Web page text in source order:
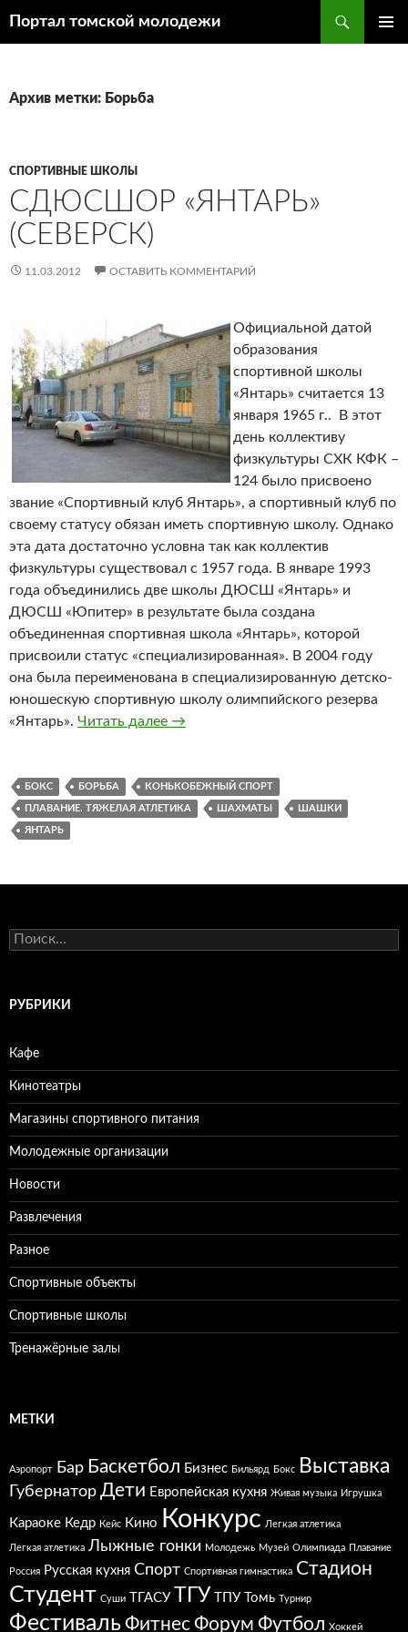
Портал томской молодежи
Архив метки: Борьба
СПОРТИВНЫЕ ШКОЛЫ
СДЮСШОР «ЯНТАРЬ»
(СЕВЕРСК)
11.03.2012 ОСТАВИТЬ КОММЕНТАРИЙ
Официальной датой
образования
спортивной школы
«Янтарь» считается 13
января 1965 г.. В этот
день коллективу
физкультуры СХК КФК –
124 было присвоено
звание «Спортивный клуб Янтарь», а спортивный клуб по
своему статусу обязан иметь спортивную школу. Однако
эта дата достаточно условна так как коллектив
физкультуры существовал с 1957 года. В январе 1993
года объединились две школы ДЮСШ «Янтарь» и
ДЮСШ «Юпитер» в результате была создана
объединенная спортивная школа «Янтарь», которой
присвоили статус «специализированная». В 2004 году
она была переименована в специализированную детско-
юношескую спортивную школу олимпийского резерва
«Янтарь». Читать далее СДЮСШОР «Янтарь» (Северск)
→
БОКС БОРЬБА КОНЬКОБЕЖНЫЙ СПОРТ
ПЛАВАНИЕ. ТЯЖЕЛАЯ АТЛЕТИКА ШАХМАТЫ ШАШКИ
ЯНТАРЬ
Н
а
иРУБРИКИ
Кафе
Кинотеатры
Магазины спортивного питания
Молодежные организации
Новости
Развлечения
Разное
Спортивные объекты
Спортивные школы
Тренажёрные залы
МЕТКИ
Аэропорт Бар Баскетбол Бизнес Бильярд Бокс Выставка
Губернатор Дети Европейская кухня Живая музыка Игрушка
Караоке Кедр Кейс Кино Конкурс Легкая атлетика
Легкая атлетика Лыжные гонки Молодежь Музей Олимпиада Плавание
Россия Русская кухня Спорт Спортивная гимнастика Стадион
Студент Суши ТГАСУ ТГУ ТПУ Томь Турнир
ФестивальФитнесФорум Футбол Хоккей